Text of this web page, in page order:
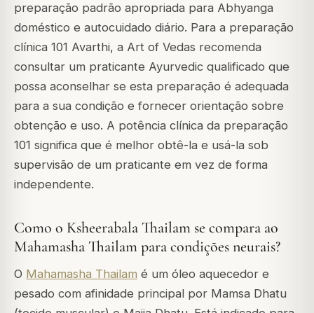
preparação padrão apropriada para Abhyanga
doméstico e autocuidado diário. Para a preparação
clínica 101 Avarthi, a Art of Vedas recomenda
consultar um praticante Ayurvedic qualificado que
possa aconselhar se esta preparação é adequada
para a sua condição e fornecer orientação sobre
obtenção e uso. A potência clínica da preparação
101 significa que é melhor obtê-la e usá-la sob
supervisão de um praticante em vez de forma
independente.
Como o Ksheerabala Thailam se compara ao
Mahamasha Thailam para condições neurais?
O Mahamasha Thailam é um óleo aquecedor e
pesado com afinidade principal por Mamsa Dhatu